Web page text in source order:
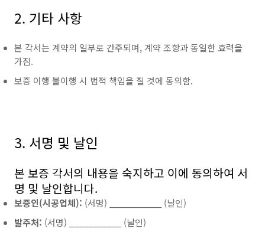
2. 기타 사항
본 각서는 계약의 일부로 간주되며, 계약 조항과 동일한 효력을
가짐.
보증 이행 불이행 시 법적 책임을 질 것에 동의함.
3. 서명 및 날인
본 보증 각서의 내용을 숙지하고 이에 동의하여 서
명 및 날인합니다.
보증인(시공업체): (서명) ___________ (날인)
발주처: (서명) ___________ (날인)